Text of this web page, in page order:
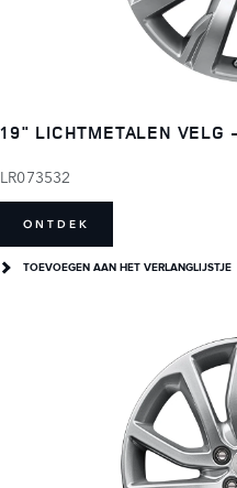
19" LICHTMETALEN VELG
LR073532
ONTDEK
TOEVOEGEN AAN HET VERLANGLIJSTJE